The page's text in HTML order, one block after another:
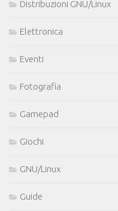
Distribuzioni GNU/Linux
Elettronica
Eventi
Fotografia
Gamepad
Giochi
GNU/Linux
Guide